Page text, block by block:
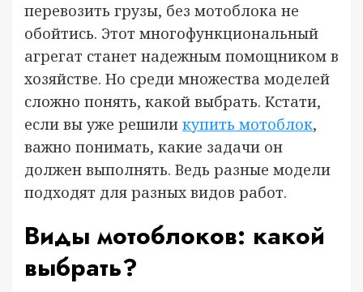
перевозить грузы, без мотоблока не
обойтись. Этот многофункциональный
агрегат станет надежным помощником в
хозяйстве. Но среди множества моделей
сложно понять, какой выбрать. Кстати,
если вы уже решили купить мотоблок,
важно понимать, какие задачи он
должен выполнять. Ведь разные модели
подходят для разных видов работ.
Виды мотоблоков: какой
выбрать?